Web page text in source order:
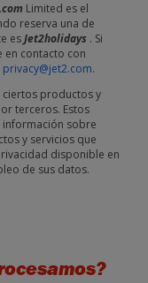
Limited es el
reserva una de
esJet2holidays . Si
en contacto con
privacy@jet2.com.
ciertos productos y
terceros. Estos
sobre
y servicios que
disponible en
de sus datos.